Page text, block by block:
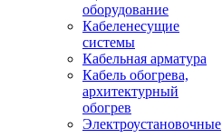
оборудование
Кабеленесущие
системы
Кабельная арматура
Кабель обогрева,
архитектурный
обогрев
Электроустановочные